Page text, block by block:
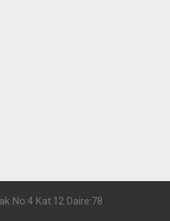
No:4 Kat:12 Daire:78